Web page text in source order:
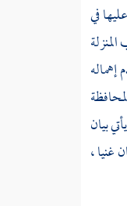
في
بيان
،